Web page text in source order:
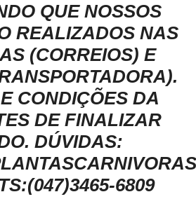
QUE NOSSOS
REALIZADOS NAS
(CORREIOS) E
CONDIÇÕES DA
DE FINALIZAR
DÚVIDAS:
6809